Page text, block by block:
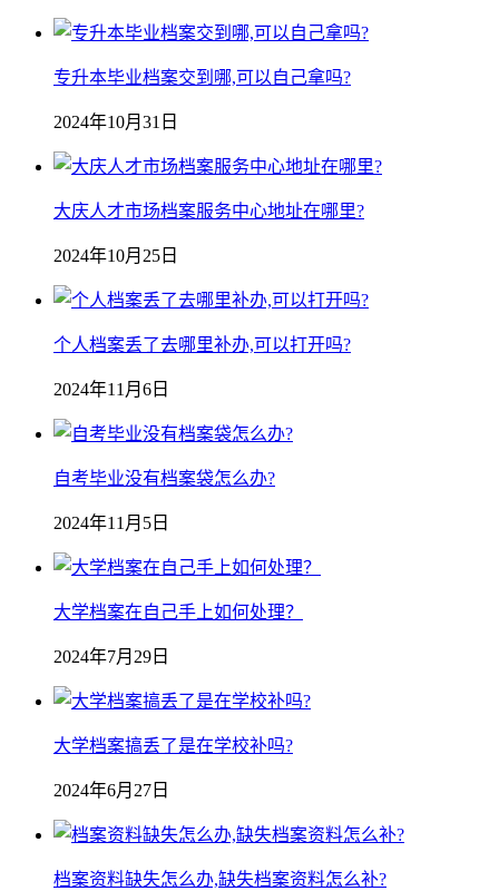
专升本毕业档案交到哪,可以自己拿吗?
2024年10月31日
大庆人才市场档案服务中心地址在哪里?
2024年10月25日
个人档案丢了去哪里补办,可以打开吗?
2024年11月6日
自考毕业没有档案袋怎么办?
2024年11月5日
大学档案在自己手上如何处理？
2024年7月29日
大学档案搞丢了是在学校补吗?
2024年6月27日
档案资料缺失怎么办,缺失档案资料怎么补?